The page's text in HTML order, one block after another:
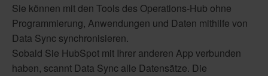
Sie können mit den Tools des Operations-Hub ohne
Programmierung, Anwendungen und Daten mithilfe von
Data Sync synchronisieren.
Sobald Sie HubSpot mit Ihrer anderen App verbunden
haben, scannt Data Sync alle Datensätze. Die